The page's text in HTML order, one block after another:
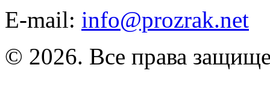
E-mail: info@prozrak.net
© 2026. Все права